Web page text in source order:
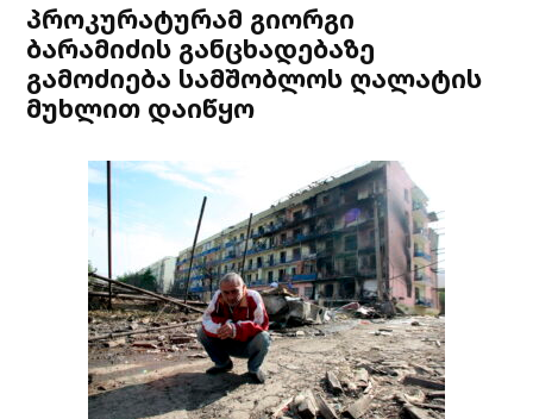
პროკურატურამ გიორგი
ბარამიძის განცხადებაზე
გამოძიება სამშობლოს ღალატის
მუხლით დაიწყო